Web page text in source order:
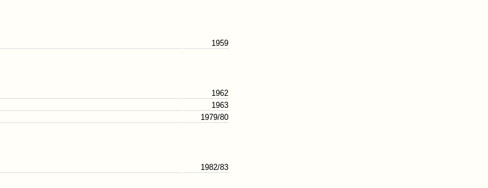
1959
1962
1963
1979/80
1982/83